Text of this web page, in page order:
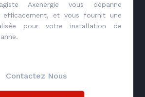
Axenergie vous dépanne
efficacement, et vous fournit une
pour votre installation de
Contactez Nous